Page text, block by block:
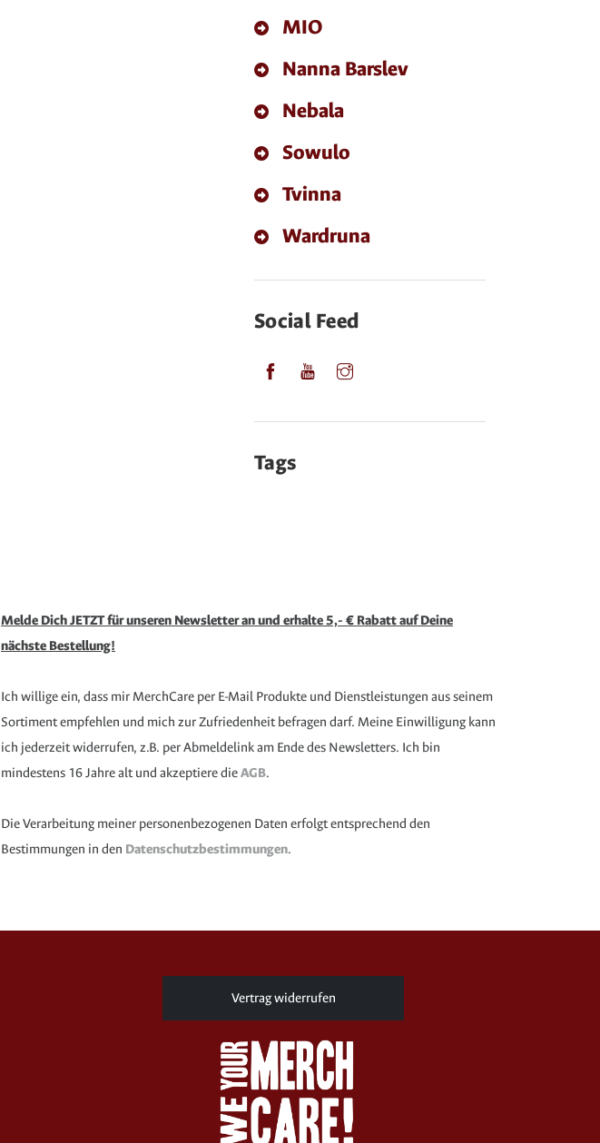
MIO
Nanna Barslev
Nebala
Sowulo
Tvinna
Wardruna
Social Feed
Tags
Melde Dich JETZT für unseren Newsletter an und erhalte 5,- € Rabatt auf Deine
nächste Bestellung!
Ich willige ein, dass mir MerchCare per E-Mail Produkte und Dienstleistungen aus seinem
Sortiment empfehlen und mich zur Zufriedenheit befragen darf. Meine Einwilligung kann
ich jederzeit widerrufen, z.B. per Abmeldelink am Ende des Newsletters. Ich bin
mindestens 16 Jahre alt und akzeptiere dieAGB.
Die Verarbeitung meiner personenbezogenen Daten erfolgt entsprechend den
Bestimmungen in den Datenschutzbestimmungen.
Vertrag widerrufen